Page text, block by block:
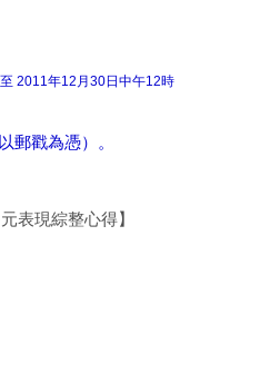
2011年12月30日中午12時
郵戳為憑）。
表現綜整心得】